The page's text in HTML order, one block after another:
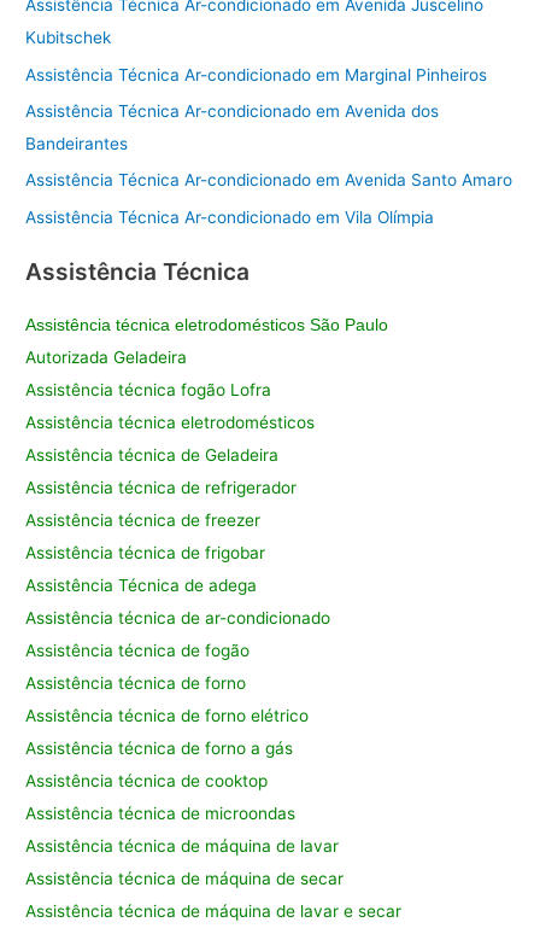
Assistência Técnica Ar-condicionado em Avenida Juscelino
Kubitschek
Assistência Técnica Ar-condicionado em Marginal Pinheiros
Assistência Técnica Ar-condicionado em Avenida dos
Bandeirantes
Assistência Técnica Ar-condicionado em Avenida Santo Amaro
Assistência Técnica Ar-condicionado em Vila Olímpia
Assistência Técnica
Assistência técnica eletrodomésticos São Paulo
Autorizada Geladeira
Assistência técnica fogão Lofra
Assistência técnica eletrodomésticos
Assistência técnica de Geladeira
Assistência técnica de refrigerador
Assistência técnica de freezer
Assistência técnica de frigobar
Assistência Técnica de adega
Assistência técnica de ar-condicionado
Assistência técnica de fogão
Assistência técnica de forno
Assistência técnica de forno elétrico
Assistência técnica de forno a gás
Assistência técnica de cooktop
Assistência técnica de microondas
Assistência técnica de máquina de lavar
Assistência técnica de máquina de secar
Assistência técnica de máquina de lavar e secar